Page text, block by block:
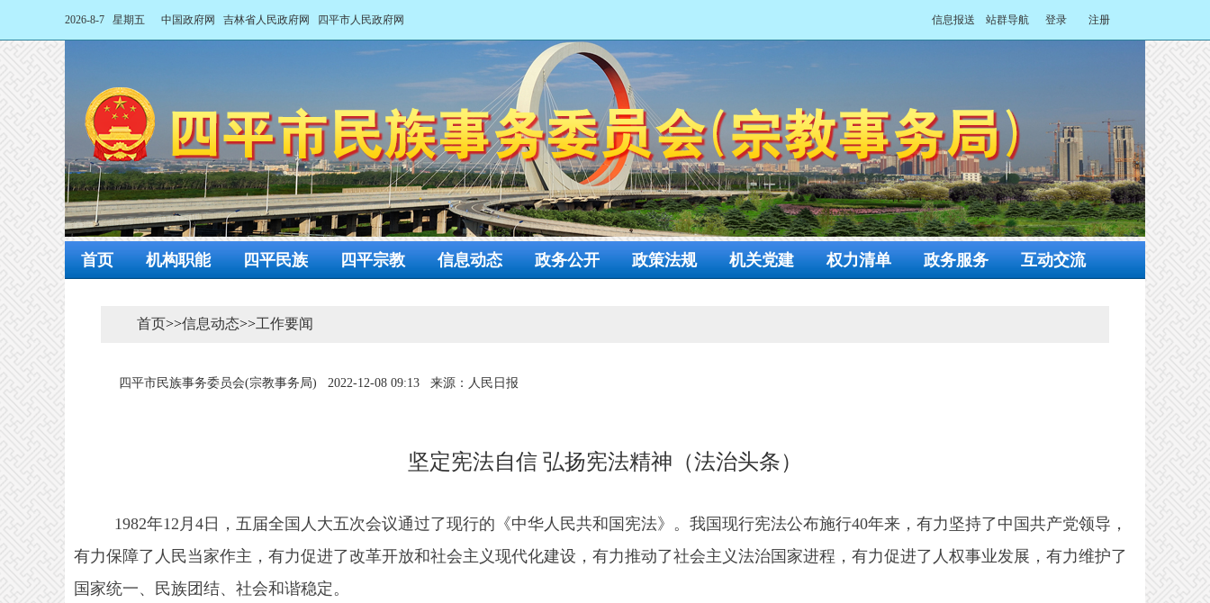
2026-8-7 星期五 中国政府网 吉林省人民政府网 四平市人民政府网 信息报送 站群导航 登录 注册
首页 机构职能 四平民族 四平宗教 信息动态 政务公开 政策法规 机关党建 权力清单 政务服务 互动交流
首页>>信息动态>>工作要闻
四平市民族事务委员会(宗教事务局) 2022-12-08 09:13 来源：人民日报
坚定宪法自信 弘扬宪法精神（法治头条）
1982年12月4日，五届全国人大五次会议通过了现行的《中华人民共和国宪法》。我国现行宪法公布施行40年来，有力坚持了中国共产党领导，
有力保障了人民当家作主，有力促进了改革开放和社会主义现代化建设，有力推动了社会主义法治国家进程，有力促进了人权事业发展，有力维护了
国家统一、民族团结、社会和谐稳定。